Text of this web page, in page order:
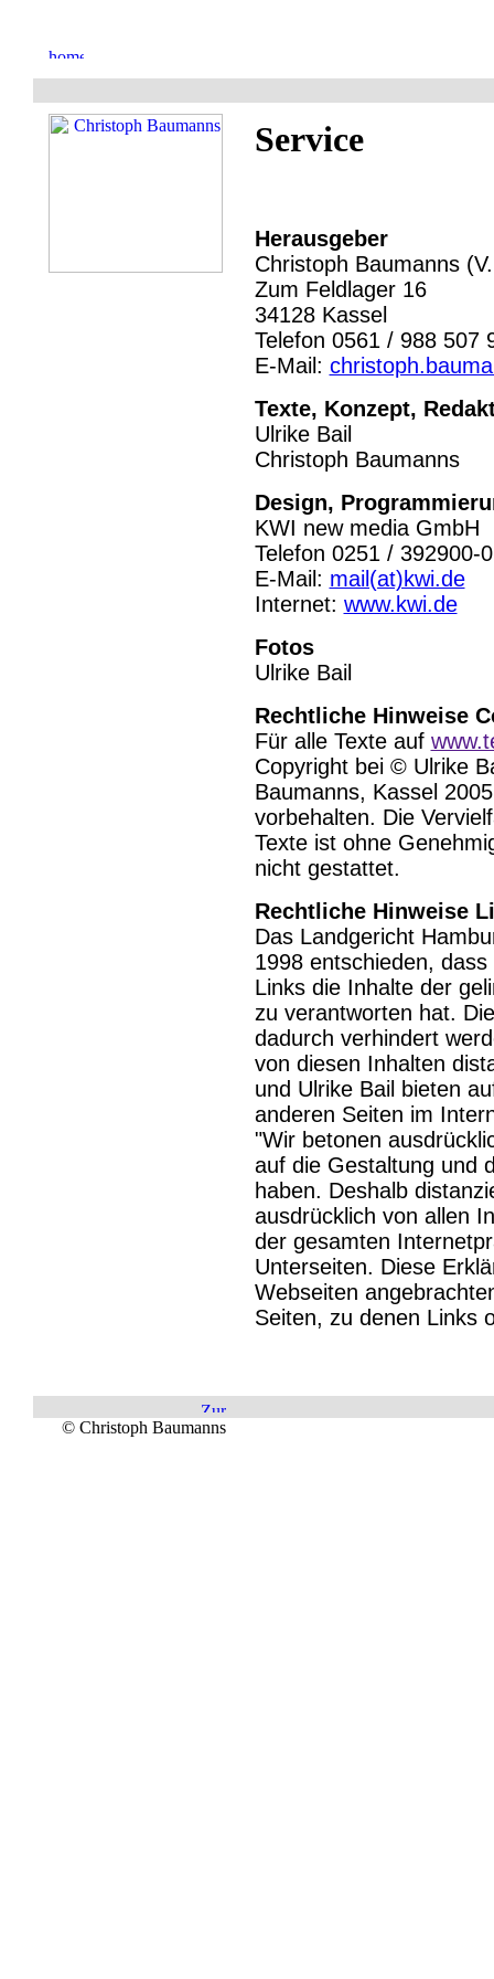
Service
Herausgeber
Christoph Baumanns
Zum Feldlager 16
34128 Kassel
Telefon 0561 / 988 507
E-Mail:
Texte, Konzept,
Ulrike Bail
Christoph Baumanns
Design,
KWI new media GmbH
Telefon 0251 / 392900-0
E-Mail: mail(at)kwi.de
Internet: www.kwi.de
Fotos
Ulrike Bail
Rechtliche Hinweise
Für alle Texte auf
Copyright bei © Ulrike
Baumanns, Kassel
vorbehalten. Die
Texte ist ohne
nicht gestattet.
Rechtliche Hinweise
Das Landgericht
1998 entschieden,
Links die Inhalte der
zu verantworten hat.
dadurch verhindert
von diesen Inhalten
und Ulrike Bail bieten
anderen Seiten im
"Wir betonen
auf die Gestaltung und
haben. Deshalb
ausdrücklich von allen
der gesamten
Unterseiten. Diese
Webseiten
Seiten, zu denen Links
© Christoph Baumanns